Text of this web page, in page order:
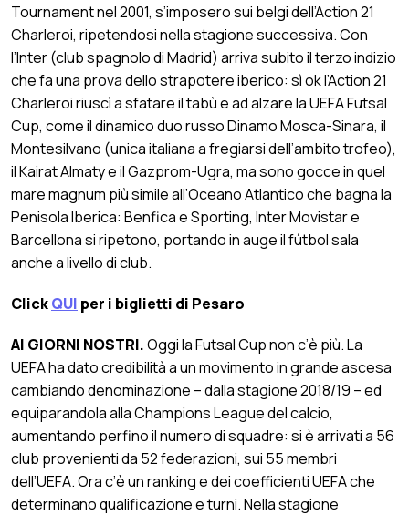
Tournament nel 2001, s’imposero sui belgi dell’Action 21
Charleroi, ripetendosi nella stagione successiva. Con
l’Inter (club spagnolo di Madrid) arriva subito il terzo indizio
che fa una prova dello strapotere iberico: sì ok l’Action 21
Charleroi riuscì a sfatare il tabù e ad alzare la UEFA Futsal
Cup, come il dinamico duo russo Dinamo Mosca-Sinara, il
Montesilvano (unica italiana a fregiarsi dell’ambito trofeo),
il Kairat Almaty e il Gazprom-Ugra, ma sono gocce in quel
mare magnum più simile all’Oceano Atlantico che bagna la
Penisola Iberica: Benfica e Sporting, Inter Movistar e
Barcellona si ripetono, portando in auge il fútbol sala
anche a livello di club.
ClickQUI per i biglietti di Pesaro
AI GIORNI NOSTRI.Oggi la Futsal Cup non c’è più. La
UEFA ha dato credibilità a un movimento in grande ascesa
cambiando denominazione – dalla stagione 2018/19 – ed
equiparandola alla Champions League del calcio,
aumentando perfino il numero di squadre: si è arrivati a 56
club provenienti da 52 federazioni, sui 55 membri
dell’UEFA. Ora c’è un ranking e dei coefficienti UEFA che
determinano qualificazione e turni. Nella stagione